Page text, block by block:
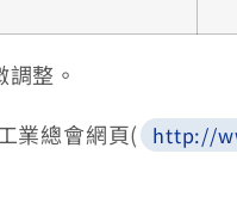
整。
業總會網頁(
http://